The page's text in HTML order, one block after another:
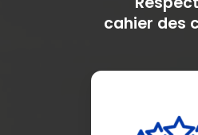
cahier des